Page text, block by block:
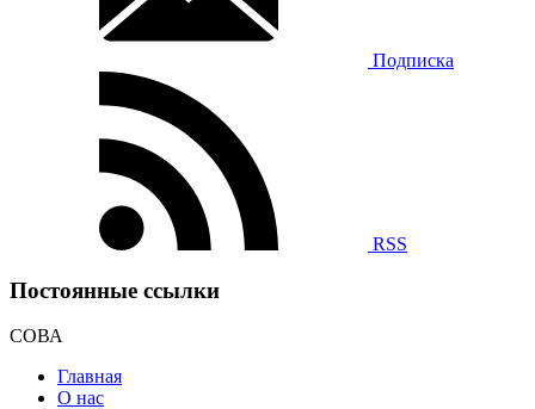
Подписка
RSS
Постоянные ссылки
СОВА
Главная
О нас